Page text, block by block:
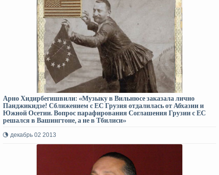
Арно Хидирбегишвили: «Музыку в Вильнюсе заказала лично
Панджикидзе! Сближением с ЕС Грузия отдалилась от Абхазии и
Южной Осетии. Вопрос парафирования Соглашения Грузии с ЕС
решался в Вашингтоне, а не в Тбилиси»
декабрь 02 2013